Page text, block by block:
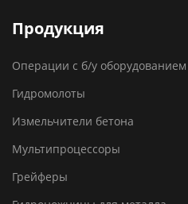
Продукция
Операции с б/у оборудованием
Гидромолоты
Измельчители бетона
Мультипроцессоры
Грейферы